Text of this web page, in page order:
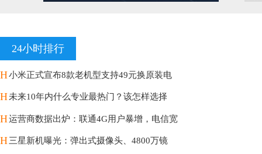
24小时排行
H小米正式宣布8款老机型支持49元换原装电
H未来10年内什么专业最热门？该怎样选择
H运营商数据出炉：联通4G用户暴增，电信宽
H三星新机曝光：弹出式摄像头、4800万镜